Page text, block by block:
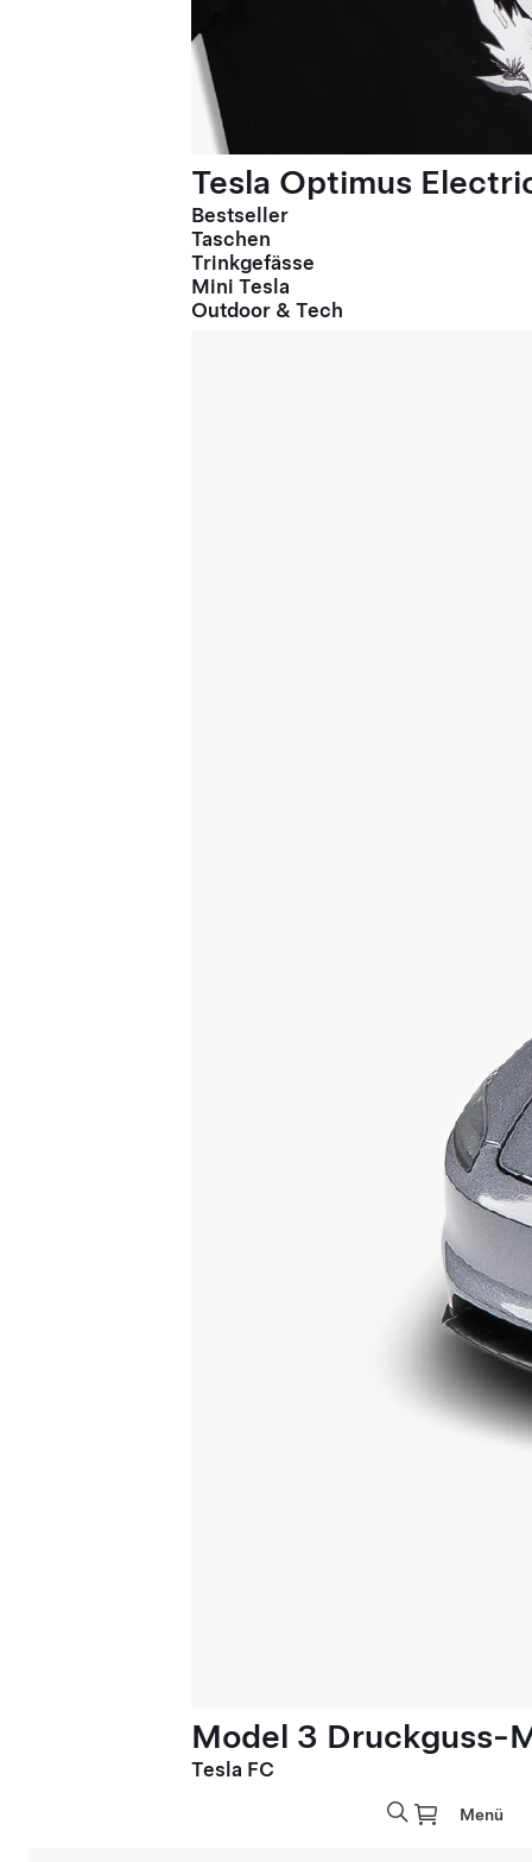
Tesla Optimus
Bestseller
Taschen
Trinkgefässe
Mini Tesla
Outdoor & Tech
Model 3 Druckguss-
Tesla FC
Menü